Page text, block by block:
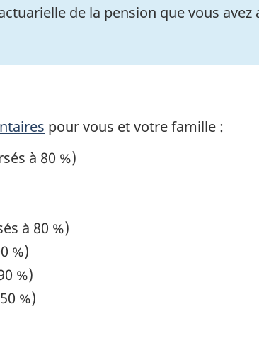
de la pension que vous
pour vous et votre famille :
à 80 %)
à 80 %)
%)
%)
%)